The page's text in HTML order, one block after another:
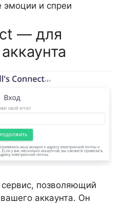
эмоции и спреи
— для
сервис, позволяющий
аккаунта. Он